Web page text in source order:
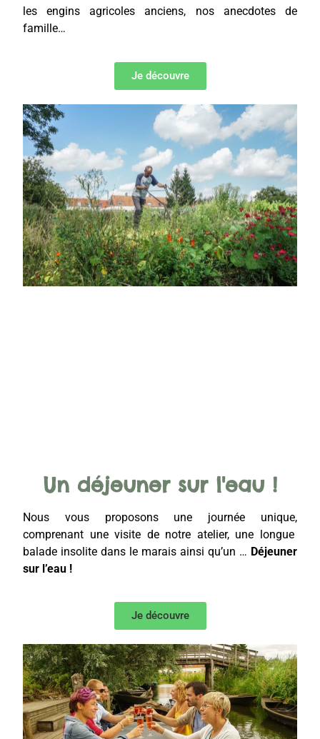
les engins agricoles anciens, nos anecdotes de
famille…
Je découvre
Un déjeuner sur l'eau !
Nous vous proposons une journée unique,
comprenant une visite de notre atelier, une longue
balade insolite dans le marais ainsi qu’un … Déjeuner
sur l’eau !
Je découvre